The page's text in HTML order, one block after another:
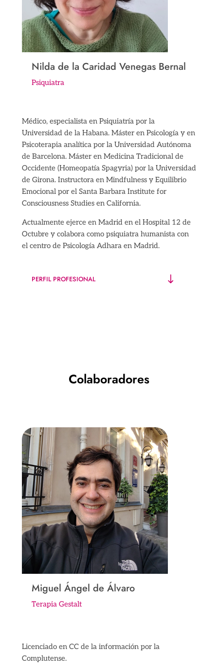
Nilda de la Caridad Venegas Bernal
Psiquiatra
Médico, especialista en Psiquiatría por la
Universidad de la Habana. Máster en Psicología y en
Psicoterapia analítica por la Universidad Autónoma
de Barcelona. Máster en Medicina Tradicional de
Occidente (Homeopatía Spagyria) por la Universidad
de Girona. Instructora en Mindfulness y Equilibrio
Emocional por el Santa Barbara Institute for
Consciousness Studies en California.
Actualmente ejerce en Madrid en el Hospital 12 de
Octubre y colabora como psiquiatra humanista con
el centro de Psicología Adhara en Madrid.
PERFIL PROFESIONAL
Colaboradores
Miguel Ángel de Álvaro
Terapia Gestalt
Licenciado en CC de la información por la
Complutense.